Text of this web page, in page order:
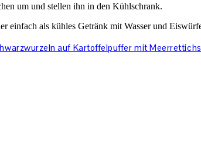
um und stellen ihn in den Kühlschrank.
einfach als kühles Getränk mit Wasser und
auf Kartoffelpuffer mit